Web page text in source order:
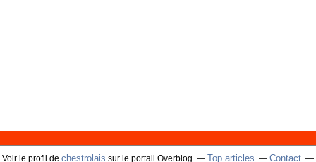
Voir le profil de chestrolais sur le portail Overblog Top articles Contact